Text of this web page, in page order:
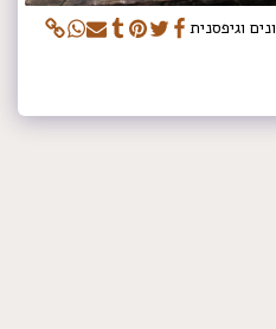
וגיפסנית